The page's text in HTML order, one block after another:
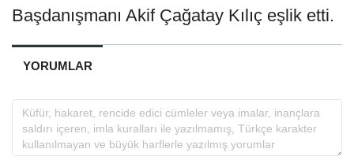
Başdanışmanı Akif Çağatay Kılıç eşlik etti.
YORUMLAR